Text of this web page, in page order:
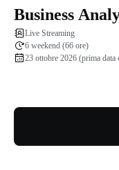
Business
Program
Live Streaming
6 weekend (66 ore)
23 ottobre 2026 (prima data